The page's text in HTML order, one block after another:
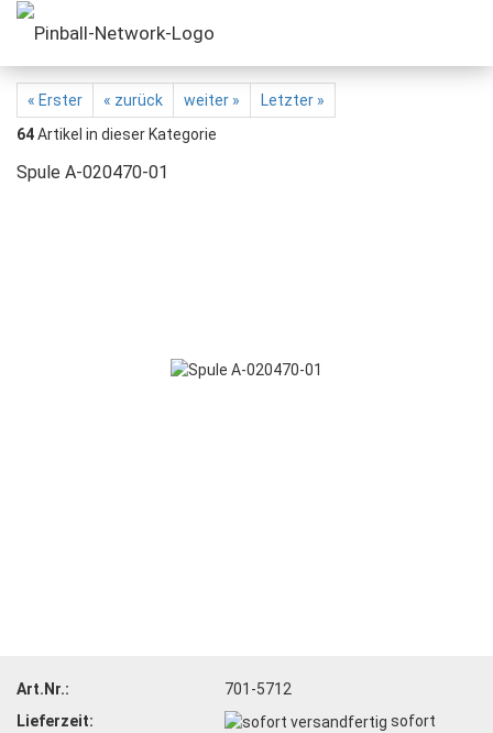
« Erster « zurück weiter »
Letzter »
64Artikel in dieser Kategorie
Spule A-020470-01
Art.Nr.:
701-5712
Lieferzeit:
sofort